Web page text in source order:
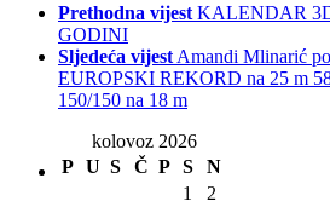
Prethodna vijest KALENDAR
GODINI
Sljedeća vijest Amandi Mlinarić
EUROPSKI REKORD na 25 m
150/150 na 18 m
kolovoz 2026
P U S Č P S
N
1
2